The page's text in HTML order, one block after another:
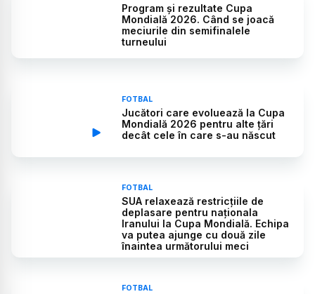
Program și rezultate Cupa
Mondială 2026. Când se joacă
meciurile din semifinalele
turneului
FOTBAL
Jucători care evoluează la Cupa
Mondială 2026 pentru alte țări
decât cele în care s-au născut
FOTBAL
SUA relaxează restricțiile de
deplasare pentru naționala
Iranului la Cupa Mondială. Echipa
va putea ajunge cu două zile
înaintea următorului meci
FOTBAL